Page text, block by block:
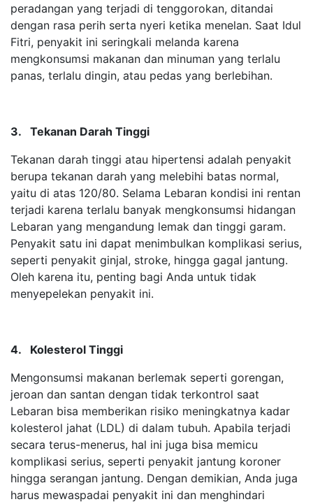
peradangan yang terjadi di tenggorokan, ditandai
dengan rasa perih serta nyeri ketika menelan. Saat Idul
Fitri, penyakit ini seringkali melanda karena
mengkonsumsi makanan dan minuman yang terlalu
panas, terlalu dingin, atau pedas yang berlebihan.
3. Tekanan Darah Tinggi
Tekanan darah tinggi atau hipertensi adalah penyakit
berupa tekanan darah yang melebihi batas normal,
yaitu di atas 120/80. Selama Lebaran kondisi ini rentan
terjadi karena terlalu banyak mengkonsumsi hidangan
Lebaran yang mengandung lemak dan tinggi garam.
Penyakit satu ini dapat menimbulkan komplikasi serius,
seperti penyakit ginjal, stroke, hingga gagal jantung.
Oleh karena itu, penting bagi Anda untuk tidak
menyepelekan penyakit ini.
4. Kolesterol Tinggi
Mengonsumsi makanan berlemak seperti gorengan,
jeroan dan santan dengan tidak terkontrol saat
Lebaran bisa memberikan risiko meningkatnya kadar
kolesterol jahat (LDL) di dalam tubuh. Apabila terjadi
secara terus-menerus, hal ini juga bisa memicu
komplikasi serius, seperti penyakit jantung koroner
hingga serangan jantung. Dengan demikian, Anda juga
harus mewaspadai penyakit ini dan menghindari